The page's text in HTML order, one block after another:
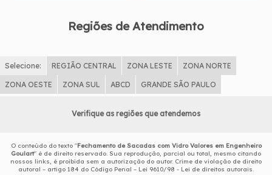
Regiões de Atendimento
Selecione: REGIÃO CENTRAL ZONA LESTE ZONA NORTE
ZONA OESTE ZONA SUL ABCD GRANDE SÃO PAULO
Verifique as regiões que atendemos
O conteúdo do texto "Fechamento de Sacadas com Vidro Valores em Engenheiro
Goulart" é de direito reservado. Sua reprodução, parcial ou total, mesmo citando
nossos links, é proibida sem a autorização do autor. Crime de violação de direito
autoral – artigo 184 do Código Penal – Lei 9610/98 - Lei de direitos autorais.